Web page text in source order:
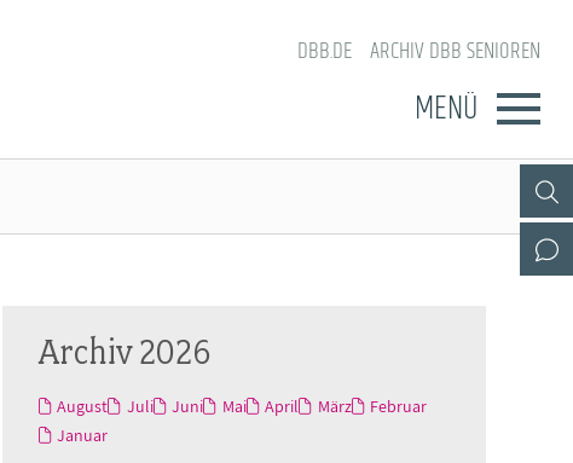
DBB.DE ARCHIV DBB SENIOREN
MENÜ
Archiv 2026
August Juli Juni Mai April März
Februar
Januar